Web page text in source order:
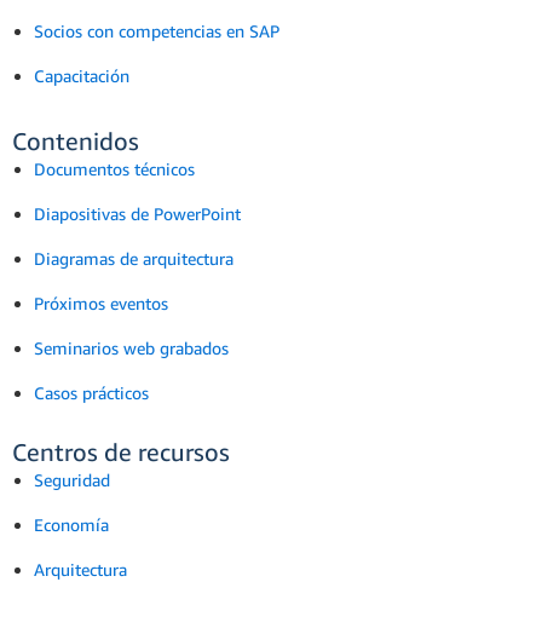
Socios con competencias en SAP
Capacitación
Contenidos
Documentos técnicos
Diapositivas de PowerPoint
Diagramas de arquitectura
Próximos eventos
Seminarios web grabados
Casos prácticos
Centros de recursos
Seguridad
Economía
Arquitectura